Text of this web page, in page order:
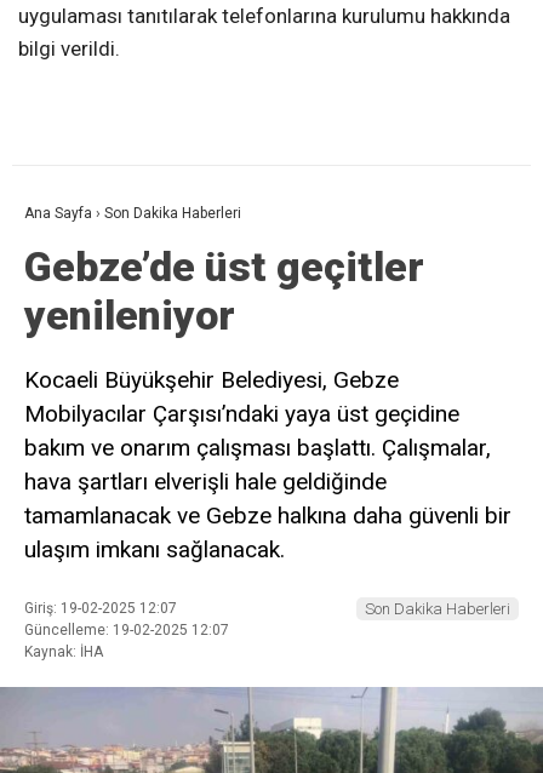
uygulaması tanıtılarak telefonlarına kurulumu hakkında
bilgi verildi.
Ana Sayfa › Son Dakika Haberleri
Gebze’de üst geçitler
yenileniyor
Kocaeli Büyükşehir Belediyesi, Gebze
Mobilyacılar Çarşısı’ndaki yaya üst geçidine
bakım ve onarım çalışması başlattı. Çalışmalar,
hava şartları elverişli hale geldiğinde
tamamlanacak ve Gebze halkına daha güvenli bir
ulaşım imkanı sağlanacak.
Giriş: 19-02-2025 12:07
Güncelleme: 19-02-2025 12:07
Kaynak: İHA
Son Dakika Haberleri